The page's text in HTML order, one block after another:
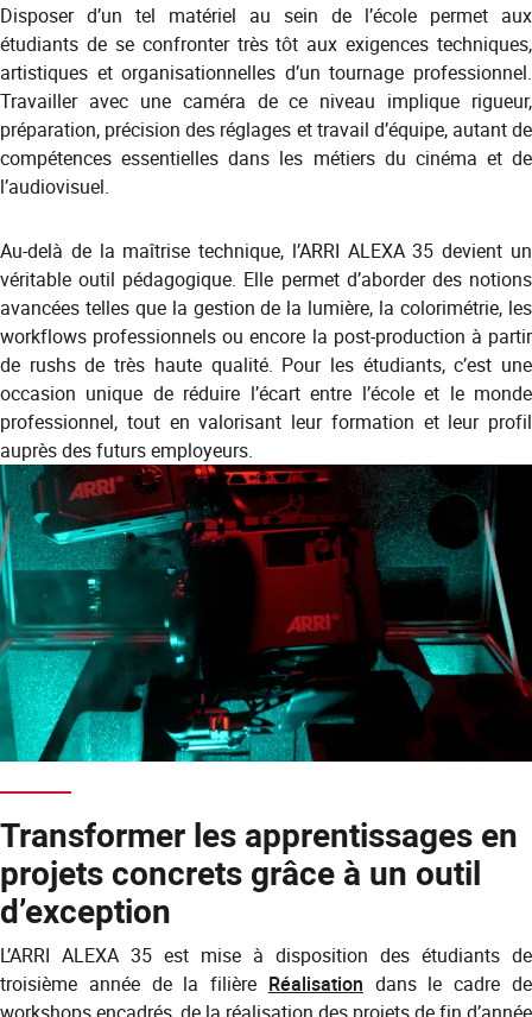
Disposer d’un tel matériel au sein de l’école permet aux
étudiants de se confronter très tôt aux exigences techniques,
artistiques et organisationnelles d’un tournage professionnel.
Travailler avec une caméra de ce niveau implique rigueur,
préparation, précision des réglages et travail d’équipe, autant de
compétences essentielles dans les métiers du cinéma et de
l’audiovisuel.
Au-delà de la maîtrise technique, l’ARRI ALEXA 35 devient un
véritable outil pédagogique. Elle permet d’aborder des notions
avancées telles que la gestion de la lumière, la colorimétrie, les
workflows professionnels ou encore la post-production à partir
de rushs de très haute qualité. Pour les étudiants, c’est une
occasion unique de réduire l’écart entre l’école et le monde
professionnel, tout en valorisant leur formation et leur profil
auprès des futurs employeurs.
Transformer les apprentissages en
projets concrets grâce à un outil
d’exception
L’ARRI ALEXA 35 est mise à disposition des étudiants de
troisième année de la filière Réalisation dans le cadre de